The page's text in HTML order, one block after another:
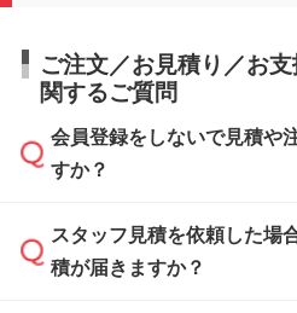
ご注文／お見積り／お
関するご質問
会員登録をしないで見積や
すか？
可能です。見積・注文フ
まま進む』ボタンからお進
スタッフ見積を依頼した場
積が届きますか？